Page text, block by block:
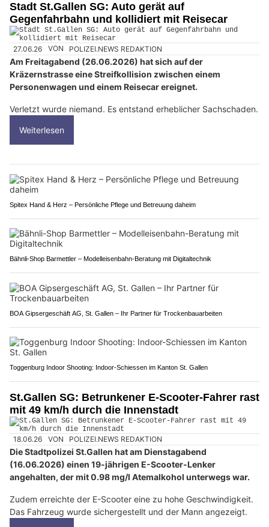
Stadt St.Gallen SG: Auto gerät auf
Gegenfahrbahn und kollidiert mit Reisecar
27.06.26 VON POLIZEI.NEWS REDAKTION
Am Freitagabend (26.06.2026) hat sich auf der
Kräzernstrasse eine Streifkollision zwischen einem
Personenwagen und einem Reisecar ereignet.
Verletzt wurde niemand. Es entstand erheblicher Sachschaden.
Weiterlesen
Spitex Hand & Herz – Persönliche Pflege und Betreuung daheim
Bähnli-Shop Barmettler – Modelleisenbahn-Beratung mit Digitaltechnik
BOA Gipsergeschäft AG, St. Gallen – Ihr Partner für Trockenbauarbeiten
Toggenburg Indoor Shooting: Indoor-Schiessen im Kanton St. Gallen
St.Gallen SG: Betrunkener E-Scooter-Fahrer rast
mit 49 km/h durch die Innenstadt
18.06.26 VON POLIZEI.NEWS REDAKTION
Die Stadtpolizei St.Gallen hat am Dienstagabend
(16.06.2026) einen 19-jährigen E-Scooter-Lenker
angehalten, der mit 0.98 mg/l Atemalkohol unterwegs war.
Zudem erreichte der E-Scooter eine zu hohe Geschwindigkeit.
Das Fahrzeug wurde sichergestellt und der Mann angezeigt.